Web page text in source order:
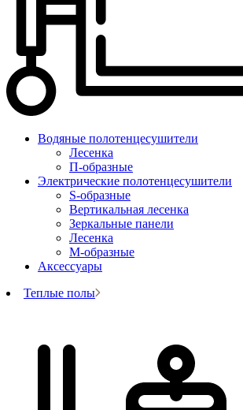
Водяные полотенцесушители
Лесенка
П-образные
Электрические полотенцесушители
S-образные
Вертикальная лесенка
Зеркальные панели
Лесенка
М-образные
Аксессуары
Теплые полы